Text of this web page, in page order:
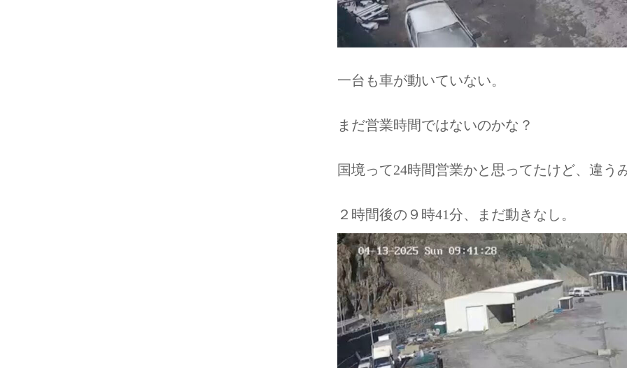
一台も車が動いていない。
まだ営業時間ではないのかな？
国境って24時間営業かと思ってたけど、違う
２時間後の９時41分、まだ動きなし。